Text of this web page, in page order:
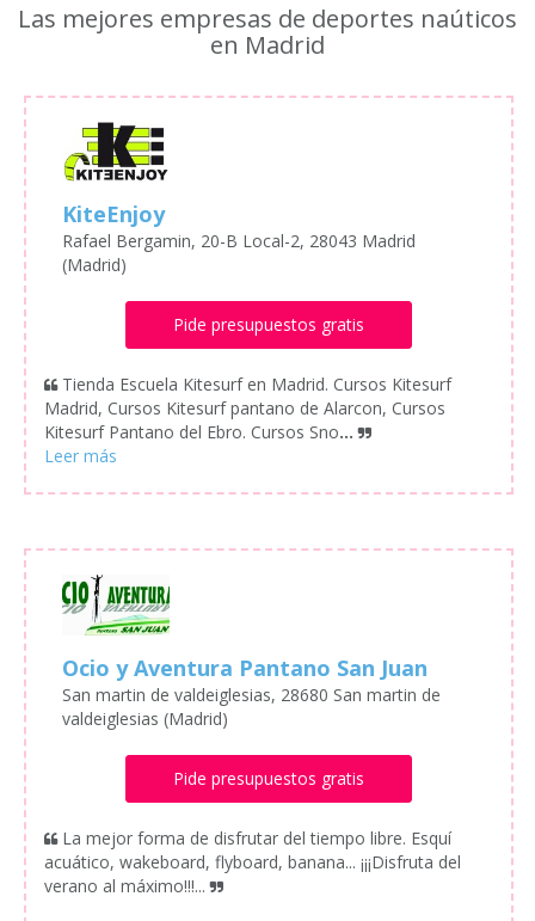
Las mejores empresas de deportes naúticos
en Madrid
KiteEnjoy
Rafael Bergamin, 20-B Local-2, 28043 Madrid
(Madrid)
Pide presupuestos gratis
Tienda Escuela Kitesurf en Madrid. Cursos Kitesurf
Madrid, Cursos Kitesurf pantano de Alarcon, Cursos
Kitesurf Pantano del Ebro. Cursos Sno...
Ocio y Aventura Pantano San Juan
San martin de valdeiglesias, 28680 San martin de
valdeiglesias (Madrid)
Pide presupuestos gratis
La mejor forma de disfrutar del tiempo libre. Esquí
acuático, wakeboard, flyboard, banana... ¡¡¡Disfruta del
verano al máximo!!!...